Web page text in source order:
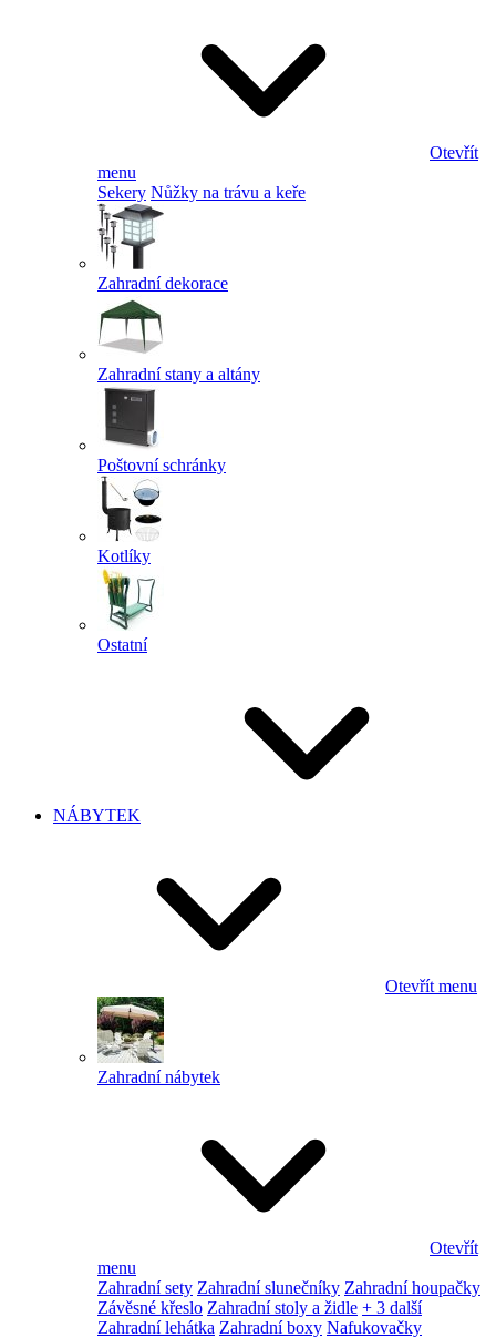
Otevřít
menu
Sekery Nůžky na trávu a keře
Zahradní dekorace
Zahradní stany a altány
Poštovní schránky
Kotlíky
Ostatní
NÁBYTEK
Otevřít menu
Zahradní nábytek
Otevřít
menu
Zahradní sety Zahradní slunečníky Zahradní houpačky
Závěsné křeslo Zahradní stoly a židle + 3 další
Zahradní lehátka Zahradní boxy Nafukovačky